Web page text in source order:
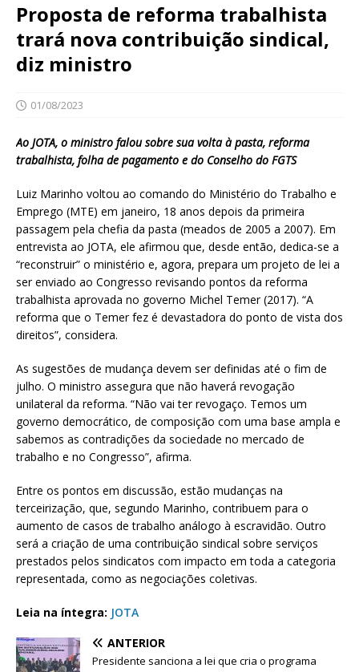
Proposta de reforma trabalhista
trará nova contribuição sindical,
diz ministro
01/08/2023
Ao JOTA, o ministro falou sobre sua volta à pasta, reforma
trabalhista, folha de pagamento e do Conselho do FGTS
Luiz Marinho voltou ao comando do Ministério do Trabalho e
Emprego (MTE) em janeiro, 18 anos depois da primeira
passagem pela chefia da pasta (meados de 2005 a 2007). Em
entrevista ao JOTA, ele afirmou que, desde então, dedica-se a
“reconstruir” o ministério e, agora, prepara um projeto de lei a
ser enviado ao Congresso revisando pontos da reforma
trabalhista aprovada no governo Michel Temer (2017). “A
reforma que o Temer fez é devastadora do ponto de vista dos
direitos”, considera.
As sugestões de mudança devem ser definidas até o fim de
julho. O ministro assegura que não haverá revogação
unilateral da reforma. “Não vai ter revogaço. Temos um
governo democrático, de composição com uma base ampla e
sabemos as contradições da sociedade no mercado de
trabalho e no Congresso”, afirma.
Entre os pontos em discussão, estão mudanças na
terceirização, que, segundo Marinho, contribuem para o
aumento de casos de trabalho análogo à escravidão. Outro
será a criação de uma contribuição sindical sobre serviços
prestados pelos sindicatos com impacto em toda a categoria
representada, como as negociações coletivas.
Leia na íntegra: JOTA
ANTERIOR
Presidente sanciona a lei que cria o programa